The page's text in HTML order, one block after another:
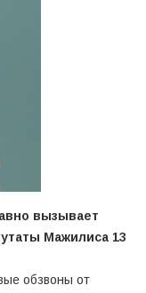
вызывает
Мажилиса 13
обзвоны от